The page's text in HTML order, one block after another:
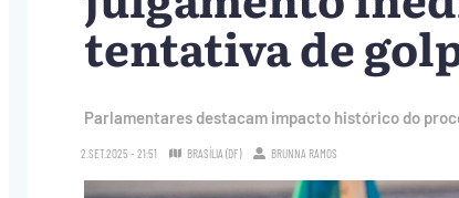
tentativa de
Parlamentares destacam impacto histórico do
2.SET.2025 - 21:51 BRASÍLIA (DF) BRUNNA RAMOS